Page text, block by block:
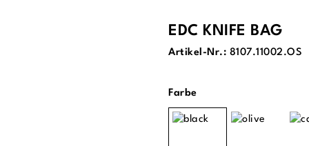
EDC KNIFE BAG
Artikel-Nr.: 8107.11002.OS
Farbeauswählen